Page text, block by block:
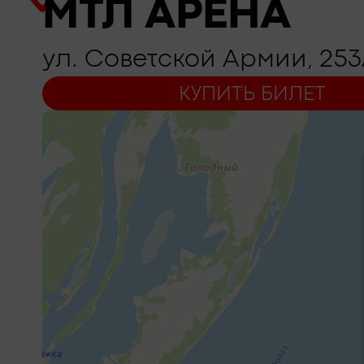
МТЛ АРЕНА
ул. Советской Армии,
КУПИТЬ БИЛЕТ